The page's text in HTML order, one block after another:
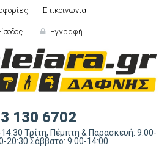
Επικοινωνία
ΕΙΣΟΔΟΣ
Εγγραφή
130 6702
Τρίτη, Πέμπτη & Παρασκευή: 9:00-
20:30 Σάββατο: 9:00-14:00